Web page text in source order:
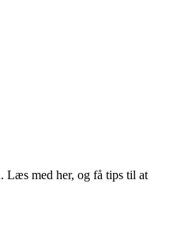
Læs med her, og få tips til at